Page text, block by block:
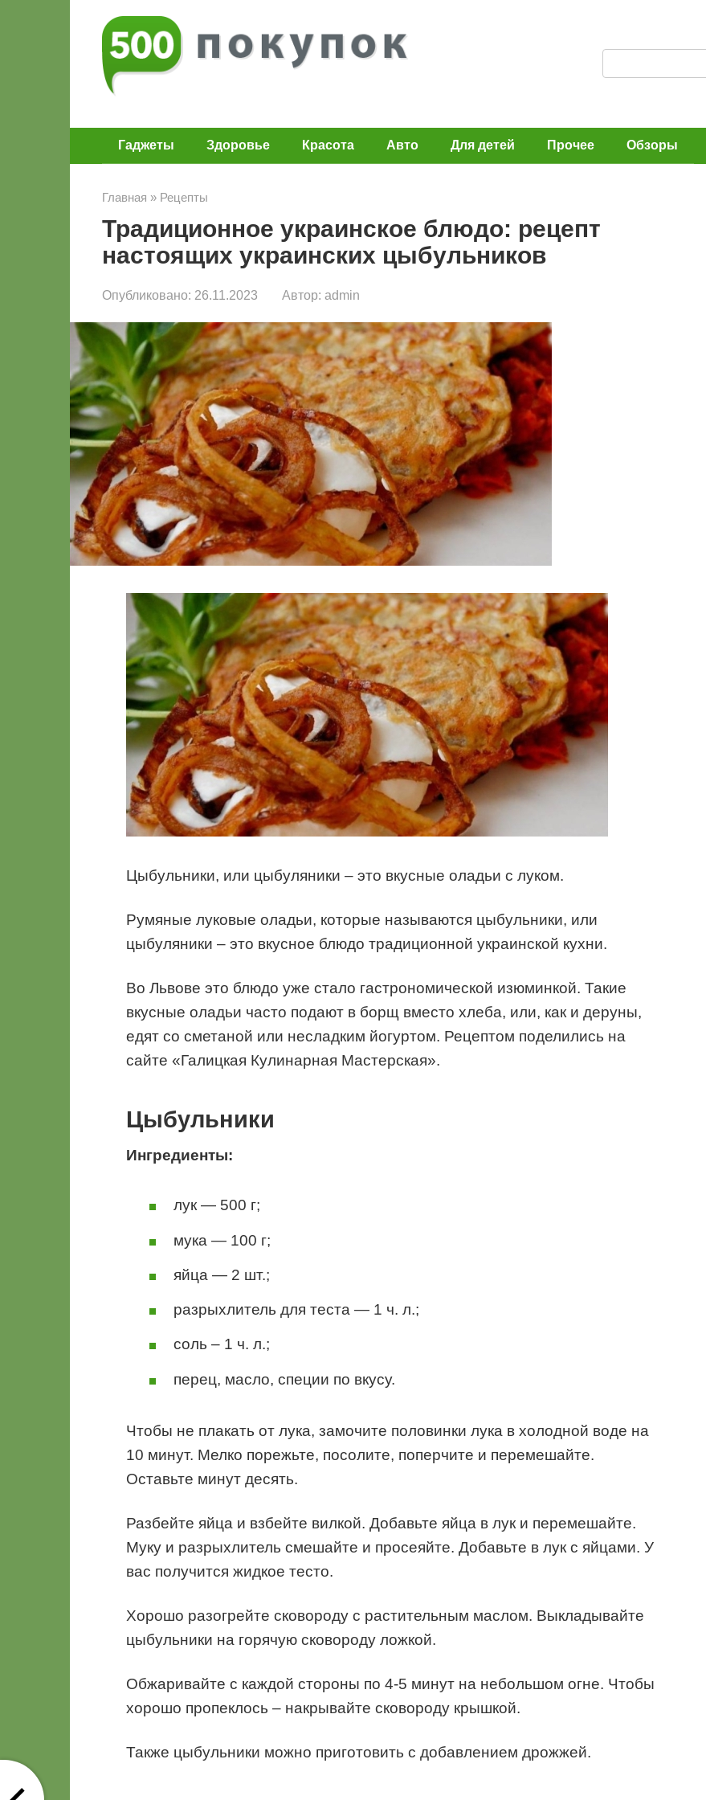
с
Гаджеты Здоровье Красота Авто Для детей Прочее Обзоры
Главная » Рецепты
Традиционное украинское блюдо: рецепт
настоящих украинских цыбульников
Опубликовано: 26.11.2023 Автор: admin
Цыбульники, или цыбуляники – это вкусные оладьи с луком.
Румяные луковые оладьи, которые называются цыбульники, или
цыбуляники – это вкусное блюдо традиционной украинской кухни.
Во Львове это блюдо уже стало гастрономической изюминкой. Такие
вкусные оладьи часто подают в борщ вместо хлеба, или, как и деруны,
едят со сметаной или несладким йогуртом. Рецептом поделились на
сайте «Галицкая Кулинарная Мастерская».
Цыбульники
Ингредиенты:
лук — 500 г;
мука — 100 г;
яйца — 2 шт.;
разрыхлитель для теста — 1 ч. л.;
соль – 1 ч. л.;
перец, масло, специи по вкусу.
Чтобы не плакать от лука, замочите половинки лука в холодной воде на
10 минут. Мелко порежьте, посолите, поперчите и перемешайте.
Оставьте минут десять.
Разбейте яйца и взбейте вилкой. Добавьте яйца в лук и перемешайте.
Муку и разрыхлитель смешайте и просеяйте. Добавьте в лук с яйцами. У
вас получится жидкое тесто.
Хорошо разогрейте сковороду с растительным маслом. Выкладывайте
цыбульники на горячую сковороду ложкой.
Обжаривайте с каждой стороны по 4-5 минут на небольшом огне. Чтобы
хорошо пропеклось – накрывайте сковороду крышкой.
Также цыбульники можно приготовить с добавлением дрожжей.